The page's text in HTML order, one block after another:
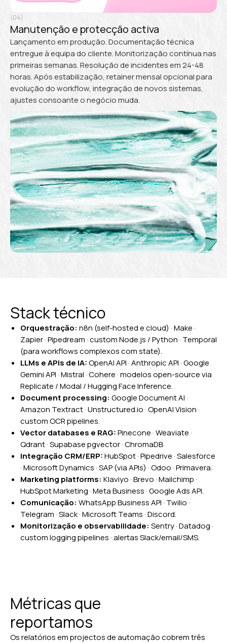
(04)
Manutenção e protecção activa
Lançamento em produção. Documentação técnica
entregue à equipa do cliente. Monitorização contínua nas
primeiras semanas. Resolução de incidentes em 24-48
horas. Após estabilização, retainer mensal opcional para
evolução do workflow, integração de novos sistemas,
ajustes consoante o negócio muda.
Stack técnico
Orquestração: n8n (self-hosted e cloud) · Make ·
Zapier · Pipedream · custom Node.js / Python · Temporal
(para workflows complexos com state).
LLMs e APIs de IA:OpenAI API · Anthropic API · Google
Gemini API · Mistral · Cohere · modelos open-source via
Replicate / Modal / Hugging Face Inference.
Document processing: Google Document AI ·
Amazon Textract · Unstructured.io · OpenAI Vision ·
custom OCR pipelines.
Vector databases e RAG:Pinecone · Weaviate ·
Qdrant · Supabase pgvector · ChromaDB
Integração CRM/ERP:HubSpot · Pipedrive · Salesforce
· Microsoft Dynamics · SAP (via APIs) · Odoo · Primavera.
Marketing platforms: Klaviyo · Brevo · Mailchimp ·
HubSpot Marketing · Meta Business · Google Ads API.
Comunicação: WhatsApp Business API · Twilio ·
Telegram · Slack · Microsoft Teams · Discord.
Monitorização e observabilidade: Sentry · Datadog ·
custom logging pipelines · alertas Slack/email/SMS.
Métricas que
reportamos
Os relatórios em projectos de automação cobrem três